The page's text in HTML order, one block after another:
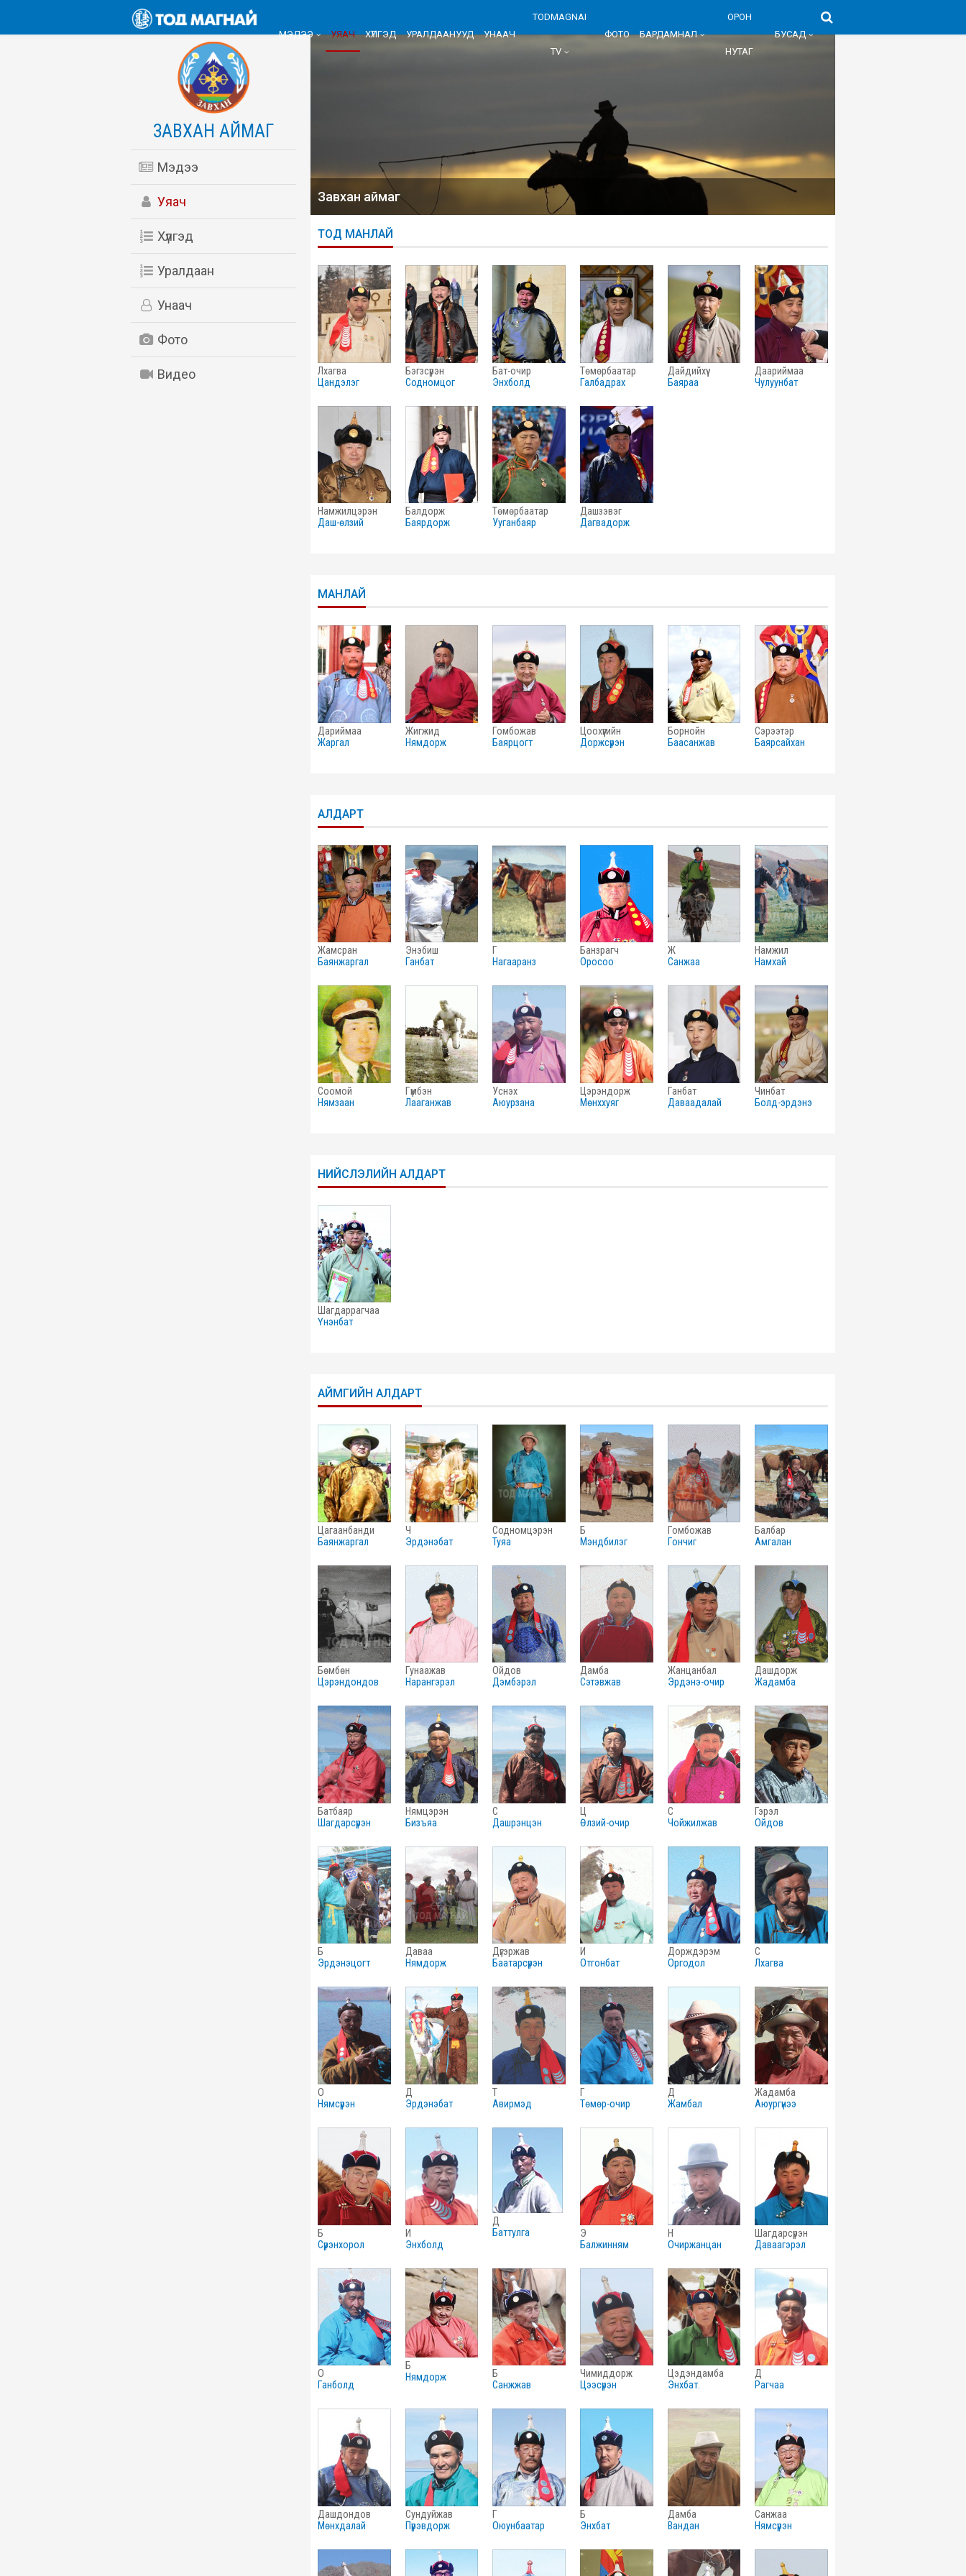
МЭДЭЭ УЯАЧ ХҮЛГЭД УРАЛДААНУУД УНААЧ
TODMAGNAI
TV
ФОТО БАРДАМНАЛ
ОРОН
НУТАГ
БУСАД
ЗАВХАН АЙМАГ
Мэдээ
Уяач
Хүлгэд
Уралдаан
Унаач
Фото
Видео
Завхан аймаг
ТОД МАНЛАЙ
лхагва
цандэлэг
бэгзсүрэн
содномцог
бат-очир
энхболд
төмөрбаатар
галбадрах
дайдийхүү
баяраа
даариймаа
чулуунбат
намжилцэрэн
даш-өлзий
балдорж
баярдорж
төмөрбаатар
ууганбаяр
дашзэвэг
дагвадорж
МАНЛАЙ
дариймаа
жаргал
жигжид
нямдорж
гомбожав
баярцогт
цоохүүгийн
доржсүрэн
борнойн
баасанжав
сэрээтэр
баярсайхан
АЛДАРТ
жамсран
баянжаргал
энэбиш
ганбат
г
нагааранз
банзрагч
оросоо
ж
санжаа
намжил
намхай
соомой
нямзаан
гүмбэн
лааганжав
уснэх
аюурзана
цэрэндорж
мөнххуяг
ганбат
даваадалай
чинбат
болд-эрдэнэ
НИЙСЛЭЛИЙН АЛДАРТ
шагдаррагчаа
үнэнбат
АЙМГИЙН АЛДАРТ
цагаанбанди
баянжаргал
ч
эрдэнэбат
содномцэрэн
туяа
б
мэндбилэг
гомбожав
гончиг
балбар
амгалан
бөмбөн
цэрэндондов
гунаажав
нарангэрэл
ойдов
дэмбэрэл
дамба
сэтэвжав
жанцанбал
эрдэнэ-очир
дашдорж
жадамба
батбаяр
шагдарсүрэн
нямцэрэн
бизъяа
с
дашрэнцэн
ц
өлзий-очир
с
чойжилжав
гэрэл
ойдов
б
эрдэнэцогт
даваа
нямдорж
дүгэржав
баатарсүрэн
и
отгонбат
дорждэрэм
оргодол
с
лхагва
о
нямсүрэн
д
эрдэнэбат
т
авирмэд
г
төмөр-очир
д
жамбал
жадамба
аюургүнээ
б
сүрэнхорол
и
энхболд
д
баттулга
э
балжинням
н
очиржанцан
шагдарсүрэн
даваагэрэл
о
ганболд
б
нямдорж
б
санжжав
чимиддорж
цээсүрэн
цэдэндамба
энхбат.
д
рагчаа
дашдондов
мөнхдалай
сундуйжав
пүрэвдорж
г
оюунбаатар
б
энхбат
дамба
вандан
санжаа
нямсүрэн